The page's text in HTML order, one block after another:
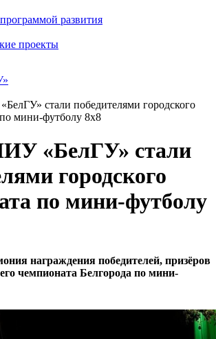
развития
проекты
стали победителями городского
мини-футболу 8х8
«БелГУ» стали
городского
по мини-футболу
награждения победителей, призёров
чемпионата Белгорода по мини-